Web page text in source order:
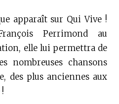
apparaît sur Qui Vive !
Perrimond au
elle lui permettra de
nombreuses chansons
des plus anciennes aux